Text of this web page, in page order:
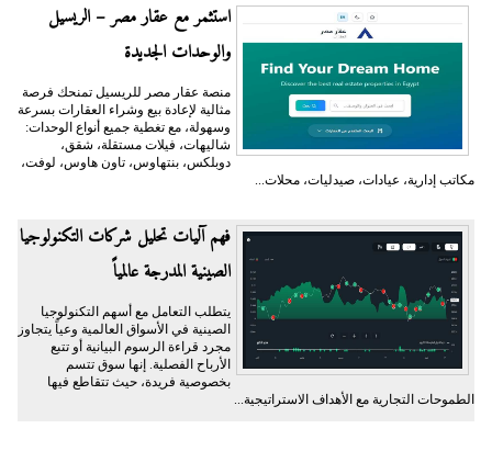
استثمر مع عقار مصر – الريسيل
والوحدات الجديدة
منصة عقار مصر للريسيل تمنحك فرصة
مثالية لإعادة بيع وشراء العقارات بسرعة
وسهولة، مع تغطية جميع أنواع الوحدات:
شاليهات، فيلات مستقلة، شقق،
دوبلكس، بنتهاوس، تاون هاوس، لوفت،
مكاتب إدارية، عيادات، صيدليات، محلات...
فهم آليات تحليل شركات التكنولوجيا
الصينية المدرجة عالمياً
يتطلب التعامل مع أسهم التكنولوجيا
الصينية في الأسواق العالمية وعياً يتجاوز
مجرد قراءة الرسوم البيانية أو تتبع
الأرباح الفصلية. إنها سوق تتسم
بخصوصية فريدة، حيث تتقاطع فيها
الطموحات التجارية مع الأهداف الاستراتيجية...